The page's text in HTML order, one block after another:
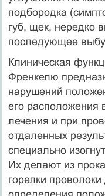
подбородка
губ, щек, нередко
последующее
Клиническая
Френкелю
нарушений
его расположения
лечения и при
отдаленных
специально
Их делают из
горелки